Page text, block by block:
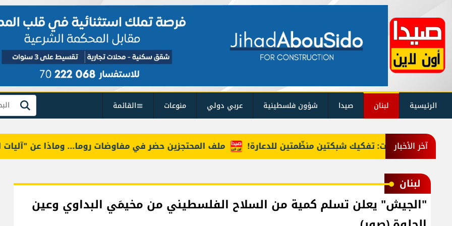
الرئيسية لبنان صيدا شؤون فلسطينية عربي دولي منوعات القائمة بحث
آخر الأخبار ملف المحتجزين حضر في مفاوضات روما... وماذا عن "آليات التحقق"؟ بيروت: تفكيك شبكتين منظّمتين للدعارة!
لبنان
"الجيش" يعلن تسلم كمية من السلاح الفلسطيني من مخيمَي البداوي وعين